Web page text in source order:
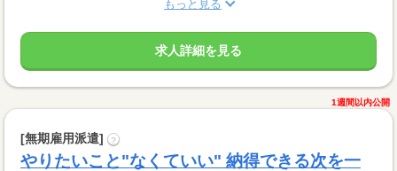
もっと見る
求人詳細を見る
1週間以内公開
[無期雇用派遣] ?
やりたいこと"なくていい" 納得できる次を一